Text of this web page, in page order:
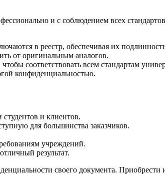
и с соблюдением всех
в реестр, обеспечивая их
от оригинальным аналогов.
соответствовать всем стандартам
конфиденциальностью.
и клиентов.
для большинства заказчиков.
учреждений.
результат.
своего документа.